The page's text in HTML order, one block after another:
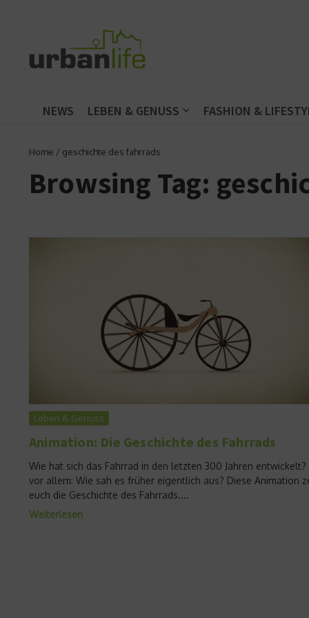
NEWS LEBEN & GENUSS FASHION &
Home / geschichte des fahrrads
Browsing Tag:
Leben & Genuss
Animation: Die Geschichte des Fahrrads
Wie hat sich das Fahrrad in den letzten 300 Jahren entwickelt?
vor allem: Wie sah es früher eigentlich aus? Diese Animation
euch die Geschichte des Fahrrads....
Weiterlesen